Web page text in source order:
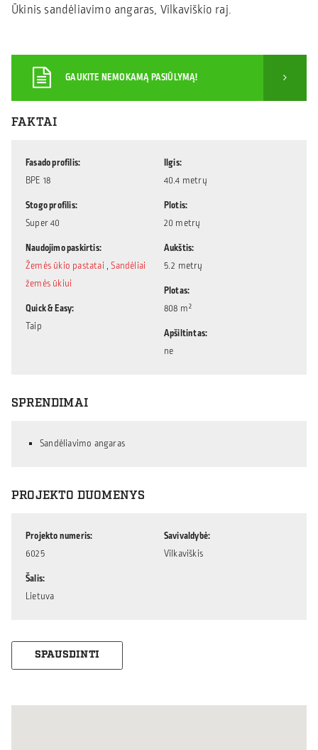
Ūkinis sandėliavimo angaras, Vilkaviškio raj.
GAUKITE NEMOKAMĄ PASIŪLYMĄ!
FAKTAI
Fasado profilis
BPE 18
Stogo profilis
Super 40
Naudojimo paskirtis
Žemės ūkio pastatai ,Sandėliai
žemės ūkiui
Quick & Easy
Taip
Ilgis
40.4 metrų
Plotis
20 metrų
Aukštis
5.2 metrų
Plotas
808 m²
Apšiltintas
ne
SPRENDIMAI
Sandėliavimo angaras
PROJEKTO DUOMENYS
Projekto numeris
6025
Šalis
Lietuva
Savivaldybė
Vilkaviškis
SPAUSDINTI